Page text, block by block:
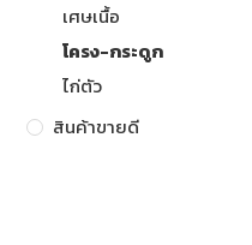
เศษเนื้อ
โครง-กระดูก
ไก่ตัว
สินค้าขายดี